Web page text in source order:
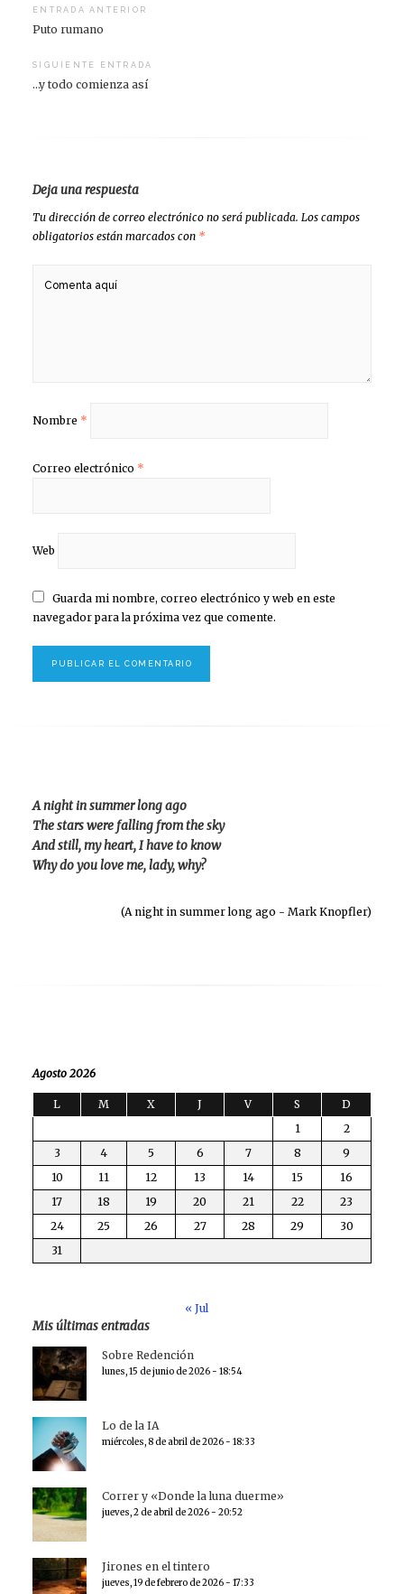
Navegación
de
entradas
ENTRADA ANTERIOR
Puto rumano
SIGUIENTE ENTRADA
…y todo comienza así
Deja una respuesta
Tu dirección de correo electrónico no será publicada. Los campos
obligatorios están marcados con *
Nombre *
Correo electrónico *
Web
Guarda mi nombre, correo electrónico y web en este
navegador para la próxima vez que comente.
A night in summer long ago
The stars were falling from the sky
And still, my heart, I have to know
Why do you love me, lady, why?
(A night in summer long ago - Mark Knopfler)
Agosto 2026
L M X J V S
D
1
2
3
4 5 6 7 8
9
10
11 12 13 14 15
16
17
18 19 20 21 22
23
24
25 26 27 28 29
30
31
« Jul
Mis últimas entradas
Sobre Redención
lunes, 15 de junio de 2026 - 18:54
Lo de la IA
miércoles, 8 de abril de 2026 - 18:33
Correr y «Donde la luna duerme»
jueves, 2 de abril de 2026 - 20:52
Jirones en el tintero
jueves, 19 de febrero de 2026 - 17:33